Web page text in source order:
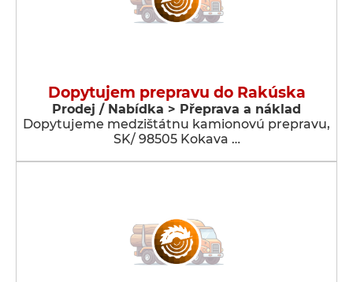
Dopytujem prepravu do Rakúska
Prodej / Nabídka > Přeprava a náklad
Dopytujeme medzištátnu kamionovú prepravu,
SK/ 98505 Kokava …